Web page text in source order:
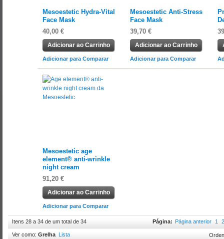
Mesoestetic Hydra-Vital
Face Mask
40,00 €
Adicionar ao Carrinho
Adicionar para Comparar
Mesoestetic Anti-Stress
Face Mask
39,70 €
Adicionar ao Carrinho
Adicionar para Comparar
Mesoestetic age
element® anti-wrinkle
night cream
91,20 €
Adicionar ao Carrinho
Adicionar para Comparar
Itens 28 a 34 de um total de 34 Página: Página anterior 1 2
Ver como: Grelha Lista